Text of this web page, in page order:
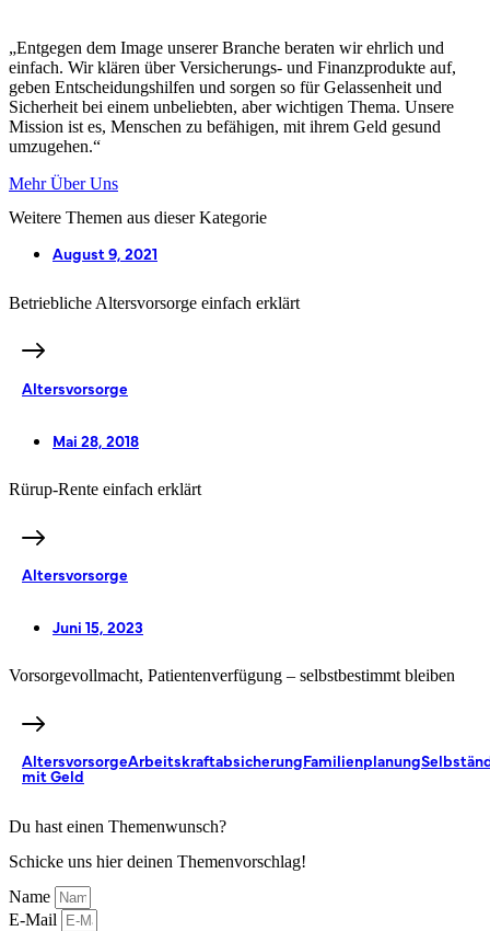
„Entgegen dem Image unserer Branche beraten wir ehrlich und
einfach. Wir klären über Versicherungs- und Finanzprodukte auf,
geben Entscheidungshilfen und sorgen so für Gelassenheit und
Sicherheit bei einem unbeliebten, aber wichtigen Thema. Unsere
Mission ist es, Menschen zu befähigen, mit ihrem Geld gesund
umzugehen.“
Mehr Über Uns
Weitere Themen aus dieser Kategorie
August 9, 2021
Betriebliche Altersvorsorge einfach erklärt
Altersvorsorge
Mai 28, 2018
Rürup-Rente einfach erklärt
Altersvorsorge
Juni 15, 2023
Vorsorgevollmacht, Patientenverfügung – selbstbestimmt bleiben
AltersvorsorgeArbeitskraftabsicherungFamilienplanung
mit Geld
Du hast einen Themenwunsch?
Schicke uns hier deinen Themenvorschlag!
Name
E-Mail